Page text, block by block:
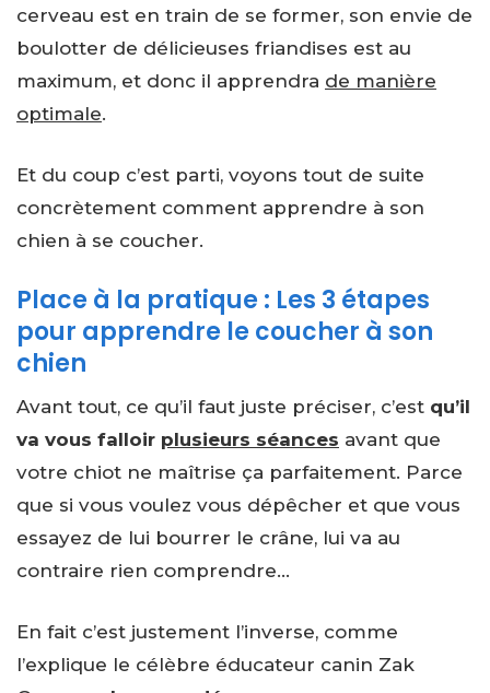
cerveau est en train de se former, son envie de
boulotter de délicieuses friandises est au
maximum, et donc il apprendra de manière
optimale.
Et du coup c’est parti, voyons tout de suite
concrètement comment apprendre à son
chien à se coucher.
Place à la pratique : Les 3 étapes
pour apprendre le coucher à son
chien
Avant tout, ce qu’il faut juste préciser, c’est qu’il
va vous falloir plusieurs séances avant que
votre chiot ne maîtrise ça parfaitement. Parce
que si vous voulez vous dépêcher et que vous
essayez de lui bourrer le crâne, lui va au
contraire rien comprendre…
En fait c’est justement l’inverse, comme
l’explique le célèbre éducateur canin Zak